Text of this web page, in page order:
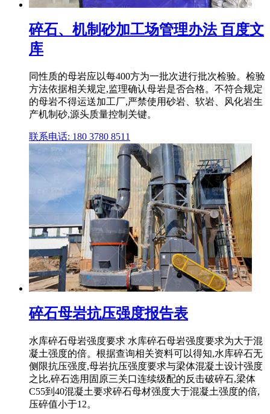
碎石、机制砂加工场管理办法 百度文
库
同性质的母岩应以每400方为一批次进行批次检验。检验
方法依据相关规定,监理确认母岩是否合格。不符合规定
的母岩不得运送加工厂,严禁使用砂岩、软岩、风化岩生
产机制砂,源头质量控制关键。
联系电话: 180 3780 8511
碎石母岩抗压强度报告表
水库碎石母岩强度要求 水库碎石母岩强度要求为大于混
凝土强度的倍。根据查询相关资料可以得知,水库碎石无
侧限抗压强度,母岩抗压强度要求与梁体混凝土设计强度
之比,碎石选用固原三关口连续级配的反击破碎石,梁体
C55到40混凝土要求碎石母材强度大于混凝土强度的倍,
压碎值小于12。